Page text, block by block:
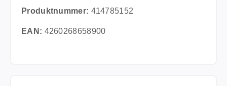
Produktnummer: 414785152
EAN: 4260268658900